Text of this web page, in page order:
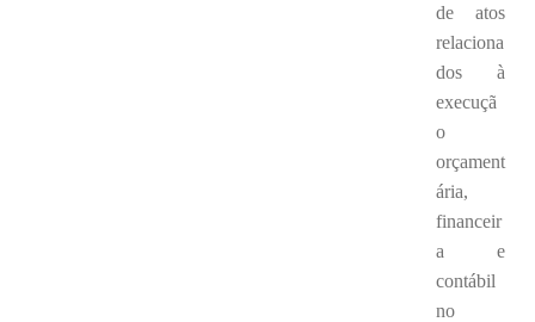
de atos
relaciona
dos à
execuçã
o
orçament
ária,
financeir
a e
contábil
no